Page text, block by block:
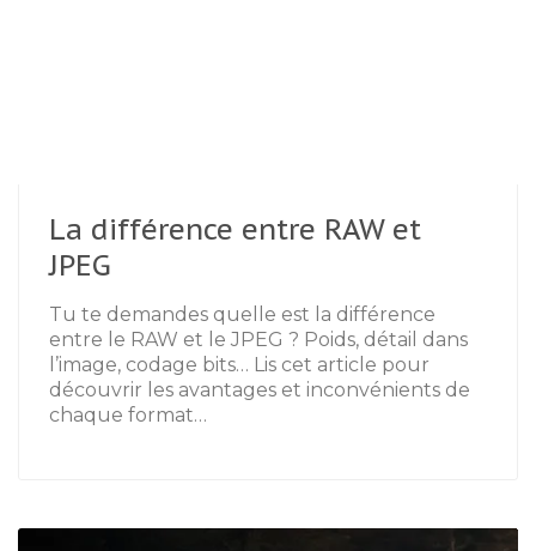
La différence entre RAW et
JPEG
Tu te demandes quelle est la différence
entre le RAW et le JPEG ? Poids, détail dans
l’image, codage bits… Lis cet article pour
découvrir les avantages et inconvénients de
chaque format…